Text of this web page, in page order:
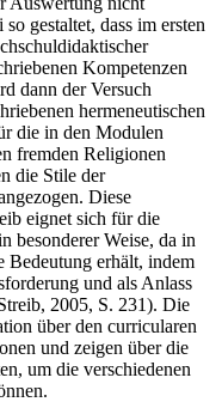
gestaltet, dass im ersten
Kompetenzen
dann der Versuch
hermeneutischen
die in den Modulen
fremden Religionen
die Stile der
Diese
eignet sich für die
besonderer Weise, da in
Bedeutung erhält, indem
und als Anlass
2005, S. 231). Die
über den curricularen
und zeigen über die
um die verschiedenen